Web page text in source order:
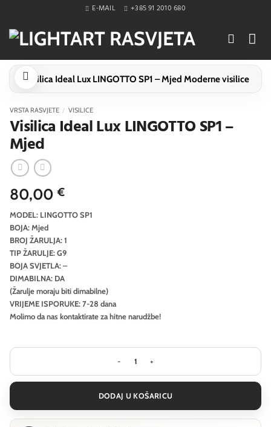
content
E-MAIL +385 91 2010 680
VRSTA RASVJETE / VISILICE
Visilica Ideal Lux LINGOTTO SP1 –
Mjed
80,00 €
MODEL: LINGOTTO SP1
BOJA: Mjed
BROJ ŽARULJA: 1
TIP ŽARULJE: G9
BOJA SVJETLA: –
DIMABILNA: DA
(Žarulje moraju biti dimabilne)
VRIJEME ISPORUKE: 7-28 dana
Molimo da nas kontaktirate za hitne narudžbe!
Visilica Ideal Lux LINGOTTO SP1 -
DODAJ U KOŠARICU